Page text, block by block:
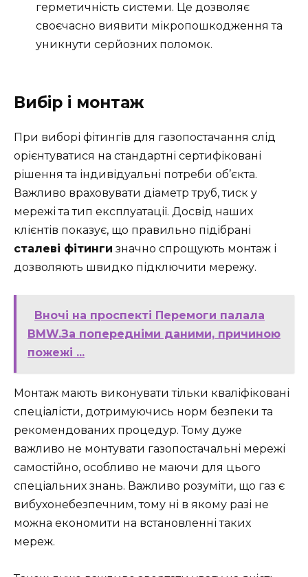
герметичність системи. Це дозволяє
своєчасно виявити мікропошкодження та
уникнути серйозних поломок.
Вибір і монтаж
При виборі фітингів для газопостачання слід
орієнтуватися на стандартні сертифіковані
рішення та індивідуальні потреби об’єкта.
Важливо враховувати діаметр труб, тиск у
мережі та тип експлуатації. Досвід наших
клієнтів показує, що правильно підібрані
сталеві фітинги значно спрощують монтаж і
дозволяють швидко підключити мережу.
Вночі на проспекті Перемоги палала
BMW.За попередніми даними, причиною
пожежі ...
Монтаж мають виконувати тільки кваліфіковані
спеціалісти, дотримуючись норм безпеки та
рекомендованих процедур. Тому дуже
важливо не монтувати газопостачальні мережі
самостійно, особливо не маючи для цього
спеціальних знань. Важливо розуміти, що газ є
вибухонебезпечним, тому ні в якому разі не
можна економити на встановленні таких
мереж.